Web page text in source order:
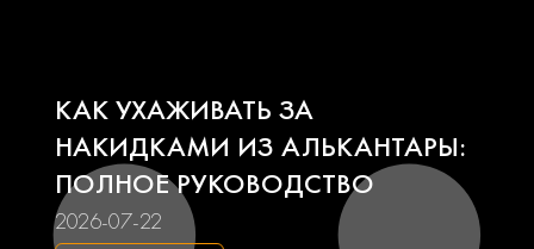
Seat Skoda
Smart Ssangyong
КАК УХАЖИВАТЬ ЗА
НАКИДКАМИ ИЗ АЛЬКАНТАРЫ:
ПОЛНОЕ РУКОВОДСТВО
2026-07-22